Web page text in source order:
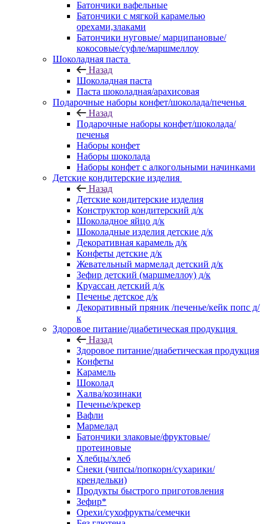
Батончики вафельные
Батончики с мягкой карамелью
орехами,злаками
Батончики нуговые/ марципановые/
кокосовые/суфле/маршмеллоу
Шоколадная паста
Назад
Шоколадная паста
Паста шоколадная/арахисовая
Подарочные наборы конфет/шоколада/печенья
Назад
Подарочные наборы конфет/шоколада/
печенья
Наборы конфет
Наборы шоколада
Наборы конфет с алкогольными начинками
Детские кондитерские изделия
Назад
Детские кондитерские изделия
Конструктор кондитерский д/к
Шоколадное яйцо д/к
Шоколадные изделия детские д/к
Декоративная карамель д/к
Конфеты детские д/к
Жевательный мармелад детский д/к
Зефир детский (маршмеллоу) д/к
Круассан детский д/к
Печенье детское д/к
Декоративный пряник /печенье/кейк попс д/
к
Здоровое питание/диабетическая продукция
Назад
Здоровое питание/диабетическая продукция
Конфеты
Карамель
Шоколад
Халва/козинаки
Печенье/крекер
Вафли
Мармелад
Батончики злаковые/фруктовые/
протеиновые
Хлебцы/хлеб
Снеки (чипсы/попкорн/сухарики/
крендельки)
Продукты быстрого приготовления
Зефир*
Орехи/сухофрукты/семечки